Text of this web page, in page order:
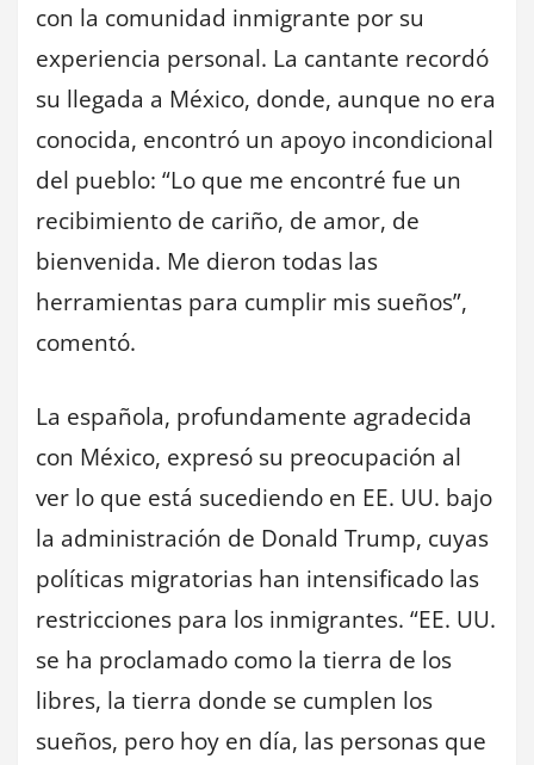
con la comunidad inmigrante por su
experiencia personal. La cantante recordó
su llegada a México, donde, aunque no era
conocida, encontró un apoyo incondicional
del pueblo: “Lo que me encontré fue un
recibimiento de cariño, de amor, de
bienvenida. Me dieron todas las
herramientas para cumplir mis sueños”,
comentó.
La española, profundamente agradecida
con México, expresó su preocupación al
ver lo que está sucediendo en EE. UU. bajo
la administración de Donald Trump, cuyas
políticas migratorias han intensificado las
restricciones para los inmigrantes. “EE. UU.
se ha proclamado como la tierra de los
libres, la tierra donde se cumplen los
sueños, pero hoy en día, las personas que